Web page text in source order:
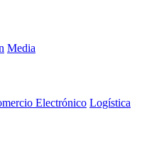
Media
Electrónico Logística